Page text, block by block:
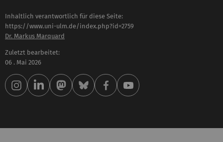
Inhaltlich verantwortlich für diese Seite:
https://www.uni-ulm.de/index.php?id=2759
Dr. Markus Marquard
Zuletzt bearbeitet:
06 . Mai 2026